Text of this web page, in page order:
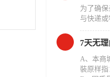
为了确
与快递
7天无
A、本商
裝原样